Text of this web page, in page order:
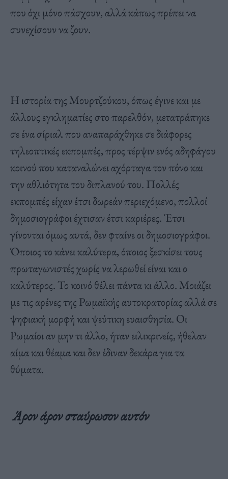
που όχι μόνο πάσχουν, αλλά κάπως πρέπει να
συνεχίσουν να ζουν.
Η ιστορία της Μουρτζούκου, όπως έγινε και με
άλλους εγκληματίες στο παρελθόν, μετατράπηκε
σε ένα σίριαλ που αναπαράχθηκε σε διάφορες
τηλεοπτικές εκπομπές, προς τέρψιν ενός αδηφάγου
κοινού που καταναλώνει αχόρταγα τον πόνο και
την αθλιότητα του διπλανού του. Πολλές
εκπομπές είχαν έτσι δωρεάν περιεχόμενο, πολλοί
δημοσιογράφοι έχτισαν έτσι καριέρες. Έτσι
γίνονται όμως αυτά, δεν φταίνε οι δημοσιογράφοι.
Όποιος το κάνει καλύτερα, όποιος ξεσκίσει τους
πρωταγωνιστές χωρίς να λερωθεί είναι και ο
καλύτερος. Το κοινό θέλει πάντα κι άλλο. Μοιάζει
με τις αρένες της Ρωμαϊκής αυτοκρατορίας αλλά σε
ψηφιακή μορφή και ψεύτικη ευαισθησία. Οι
Ρωμαίοι αν μην τι άλλο, ήταν ειλικρινείς, ήθελαν
αίμα και θέαμα και δεν έδιναν δεκάρα για τα
θύματα.
Άρον άρον σταύρωσον αυτόν